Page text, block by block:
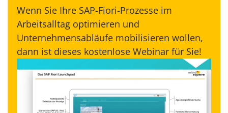
Wenn Sie Ihre SAP-Fiori-Prozesse im
Arbeitsalltag optimieren und
Unternehmensabläufe mobilisieren wollen,
dann ist dieses kostenlose Webinar für Sie!